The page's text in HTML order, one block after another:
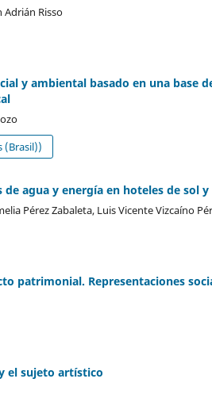
Adrián Risso
y ambiental basado en una base
(Brasil))
agua y energía en hoteles de sol y
Pérez Zabaleta, Luis Vicente Vizcaíno
patrimonial. Representaciones
el sujeto artístico